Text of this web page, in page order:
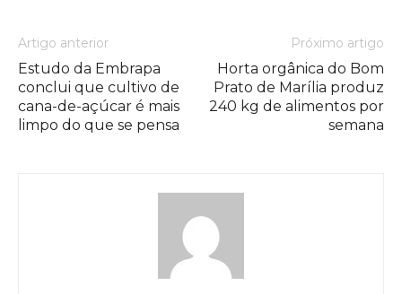
Artigo anterior
Estudo da Embrapa
conclui que cultivo de
cana-de-açúcar é mais
limpo do que se pensa
Próximo artigo
Horta orgânica do Bom
Prato de Marília produz
240 kg de alimentos por
semana